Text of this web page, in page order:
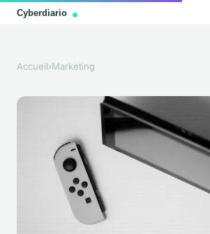
Accueil›Marketing